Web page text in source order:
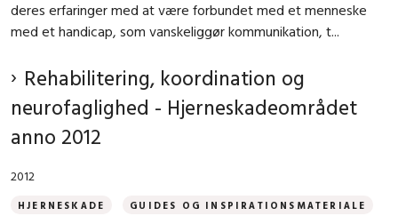
deres erfaringer med at være forbundet med et menneske
med et handicap, som vanskeliggør kommunikation, t...
Rehabilitering, koordination og
neurofaglighed - Hjerneskadeområdet
anno 2012
2012
HJERNESKADE GUIDES OG INSPIRATIONSMATERIALE